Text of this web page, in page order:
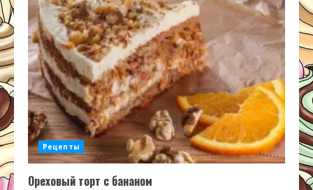
Рецепты
Ореховый торт с бананом